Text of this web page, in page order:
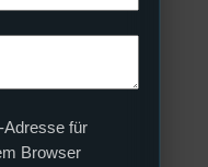
Adresse für
Browser